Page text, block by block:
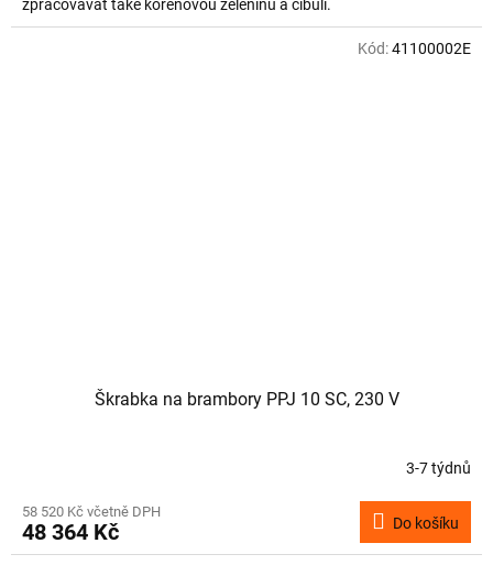
zpracovávat také kořenovou zeleninu a cibuli.
Škrabka na brambory PPJ 10 SC, 230 V
3-7 týdnů
58 520 Kč včetně DPH
48 364 Kč Do košíku
Kód:41100002E